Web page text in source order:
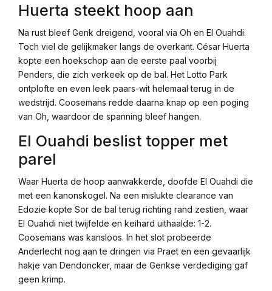
Huerta steekt hoop aan
Na rust bleef Genk dreigend, vooral via Oh en El Ouahdi.
Toch viel de gelijkmaker langs de overkant. César Huerta
kopte een hoekschop aan de eerste paal voorbij
Penders, die zich verkeek op de bal. Het Lotto Park
ontplofte en even leek paars-wit helemaal terug in de
wedstrijd. Coosemans redde daarna knap op een poging
van Oh, waardoor de spanning bleef hangen.
El Ouahdi beslist topper met
parel
Waar Huerta de hoop aanwakkerde, doofde El Ouahdi die
met een kanonskogel. Na een mislukte clearance van
Edozie kopte Sor de bal terug richting rand zestien, waar
El Ouahdi niet twijfelde en keihard uithaalde: 1-2.
Coosemans was kansloos. In het slot probeerde
Anderlecht nog aan te dringen via Praet en een gevaarlijk
hakje van Dendoncker, maar de Genkse verdediging gaf
geen krimp.